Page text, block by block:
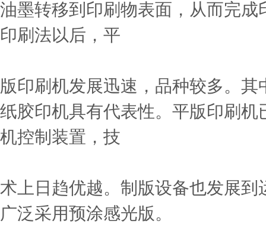
油墨转移到印刷物表面，从而完成
印刷法以后，平
版印刷机发展迅速，品种较多。其
纸胶印机具有代表性。平版印刷机
机控制装置，技
术上日趋优越。制版设备也发展到
广泛采用预涂感光版。